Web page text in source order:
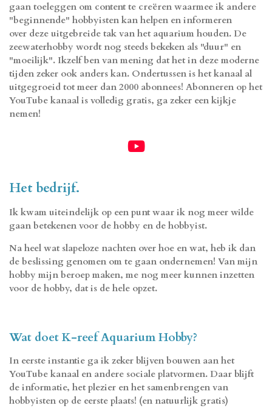
gaan toeleggen om content te creëren waarmee ik andere
''beginnende'' hobbyisten kan helpen en informeren
over deze uitgebreide tak van het aquarium houden. De
zeewaterhobby wordt nog steeds bekeken als ''duur'' en
''moeilijk''. Ikzelf ben van mening dat het in deze moderne
tijden zeker ook anders kan. Ondertussen is het kanaal al
uitgegroeid tot meer dan 2000 abonnees! Abonneren op het
YouTube kanaal is volledig gratis, ga zeker een kijkje
nemen!
Y
u
b
e
Het bedrijf.
Ik kwam uiteindelijk op een punt waar ik nog meer wilde
gaan betekenen voor de hobby en de hobbyist.
Na heel wat slapeloze nachten over hoe en wat, heb ik dan
de beslissing genomen om te gaan ondernemen! Van mijn
hobby mijn beroep maken, me nog meer kunnen inzetten
voor de hobby, dat is de hele opzet.
Wat doet K-reef Aquarium Hobby?
In eerste instantie ga ik zeker blijven bouwen aan het
YouTube kanaal en andere sociale platvormen. Daar blijft
de informatie, het plezier en het samenbrengen van
hobbyisten op de eerste plaats! (en natuurlijk gratis)